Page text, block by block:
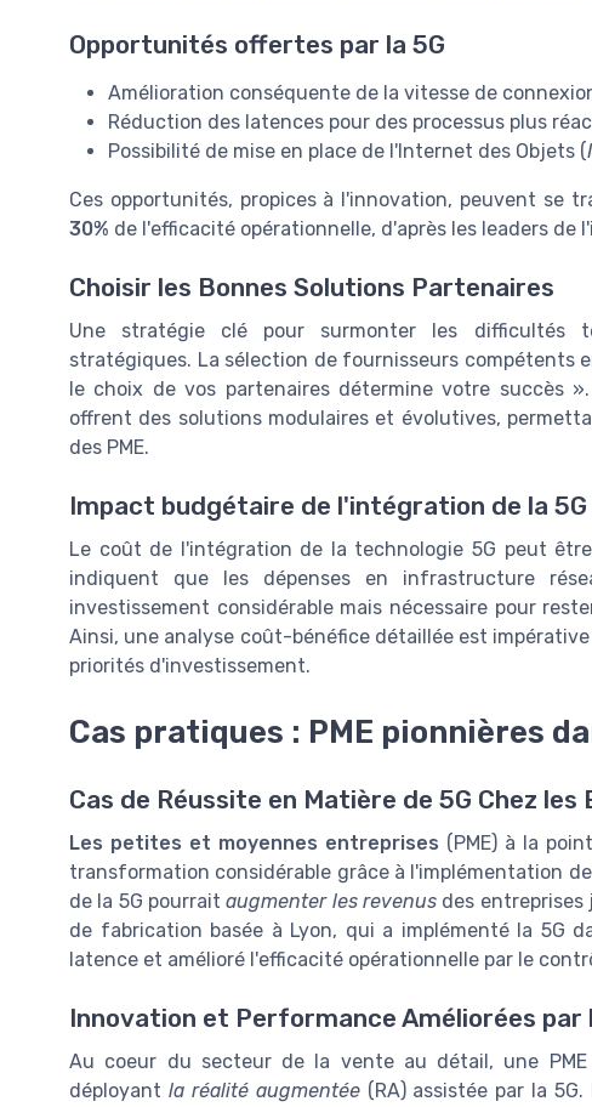
Opportunités offertes par la 5G
Amélioration conséquente de la vitesse de
Réduction des latences pour des processus plus
Possibilité de mise en place de l'Internet des Objets (
Ces opportunités, propices à l'innovation, peuvent se
30% de l'efficacité opérationnelle, d'après les leaders de
Choisir les Bonnes Solutions Partenaires
Une stratégie clé pour surmonter les difficultés
stratégiques. La sélection de fournisseurs compétents
le choix de vos partenaires détermine votre succès
offrent des solutions modulaires et évolutives,
des PME.
Impact budgétaire de l'intégration de la 5G
Le coût de l'intégration de la technologie 5G peut
indiquent que les dépenses en infrastructure
investissement considérable mais nécessaire pour
Ainsi, une analyse coût-bénéfice détaillée est
priorités d'investissement.
Cas pratiques : PME pionnières
Cas de Réussite en Matière de 5G Chez
Les petites et moyennes entreprises (PME) à la
transformation considérable grâce à l'implémentation
de la 5G pourraitaugmenter les revenus des entreprises
de fabrication basée à Lyon, qui a implémenté la 5G
latence et amélioré l'efficacité opérationnelle par le
Innovation et Performance Améliorées par
Au coeur du secteur de la vente au détail, une
déployant la réalité augmentée(RA) assistée par la